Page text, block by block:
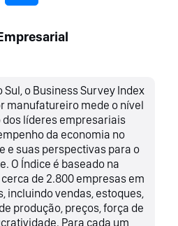
Sul, o Business Survey Index
manufatureiro mede o nível
dos líderes empresariais
da economia no
e suas perspectivas para o
O Índice é baseado na
de 2.800 empresas em
incluindo vendas, estoques,
produção, preços, força de
Para cada um